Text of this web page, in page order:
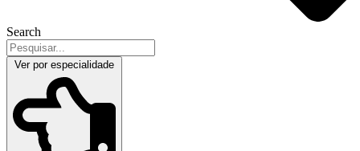
Search
Ver por especialidade